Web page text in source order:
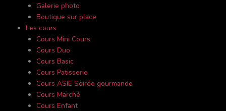
Galerie photo
Boutique sur place
Les cours
Cours Mini Cours
Cours Duo
Cours Basic
Cours Patisserie
Cours ASIE Soirée gourmande
Cours Marché
Cours Enfant